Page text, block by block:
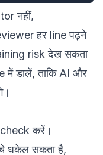
नहीं,
हर line पढ़ने
risk देख सकता
में डालें, ताकि AI और
करें।
धकेल सकता है,